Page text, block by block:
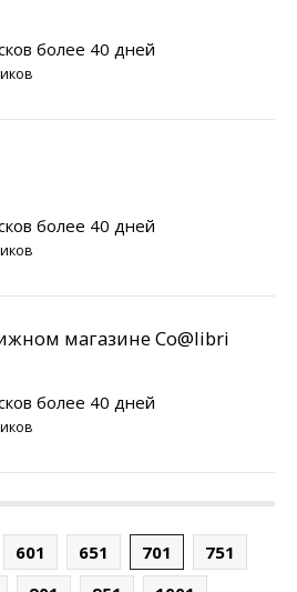
более 40 дней
более 40 дней
магазине Co@libri
более 40 дней
601 651 701
751